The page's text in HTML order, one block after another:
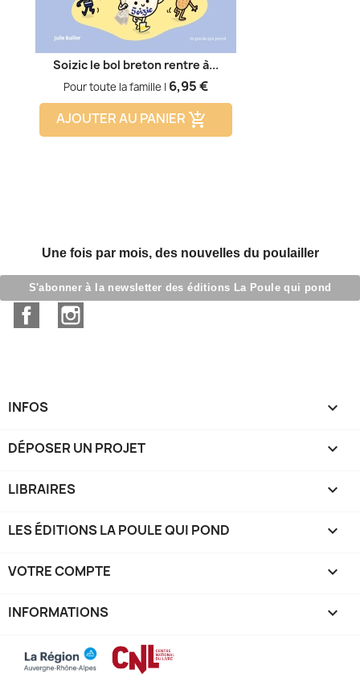
Soizic le bol breton rentre à...
Pour toute la famille | Prix
6,95 €
AJOUTER AU PANIER add_shopping_cart
Une fois par mois, des nouvelles du poulailler
S'abonner à la newsletter des éditions La Poule qui pond
Facebook
INFOS 
DÉPOSER UN PROJET 
LIBRAIRES 
LES ÉDITIONS LA POULE QUI POND 
VOTRE COMPTE 
INFORMATIONS keyboard_arrow_down